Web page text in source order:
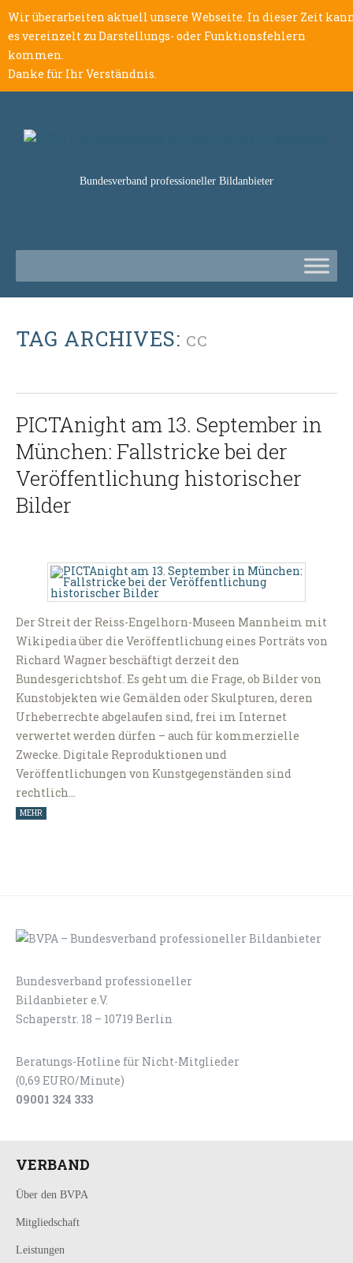
Wir überarbeiten aktuell unsere Webseite. In dieser Zeit
es vereinzelt zu Darstellungs- oder Funktionsfehlern
kommen.
Danke für Ihr Verständnis.
Bundesverband professioneller Bildanbieter
TAG ARCHIVES: CC
PICTAnight am 13. September in
München: Fallstricke bei der
Veröffentlichung historischer
Bilder
Der Streit der Reiss-Engelhorn-Museen Mannheim mit
Wikipedia über die Veröffentlichung eines Porträts von
Richard Wagner beschäftigt derzeit den
Bundesgerichtshof. Es geht um die Frage, ob Bilder von
Kunstobjekten wie Gemälden oder Skulpturen, deren
Urheberrechte abgelaufen sind, frei im Internet
verwertet werden dürfen – auch für kommerzielle
Zwecke. Digitale Reproduktionen und
Veröffentlichungen von Kunstgegenständen sind
rechtlich…
MEHR
Bundesverband professioneller
Bildanbieter e.V.
Schaperstr. 18 – 10719 Berlin
Beratungs-Hotline für Nicht-Mitglieder
(0,69 EURO/Minute)
09001 324 333
VERBAND
Über den BVPA
Mitgliedschaft
Leistungen